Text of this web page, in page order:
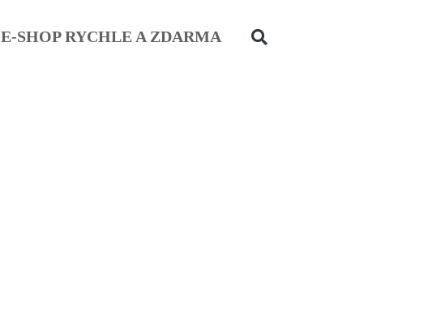
E-SHOP RYCHLE A ZDARMA